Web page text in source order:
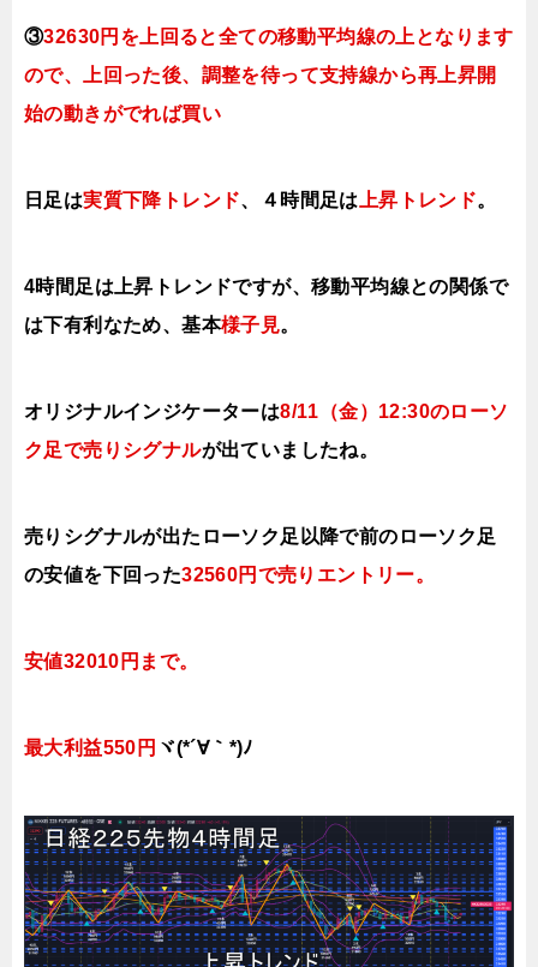
③32630円を上回ると全ての移動平均線の上となります
ので、上回った後、調整を待って支持線から再上昇開
始の動きがでれば買い
日足は実質下降トレンド、４時間足は 上昇トレンド。
4時間足は上昇トレンドですが、移動平均線との関係で
は下有利なため、基本様子見。
オリジナルインジケーターは8/11（金）12:30のローソ
ク足で売りシグナルが出ていましたね。
売りシグナルが出たローソク足以降で前の ローソク足
の安値を下回った32560円で売りエントリー。
安値32010円まで。
最大利益550円 ヾ(*´∀｀*)ﾉ